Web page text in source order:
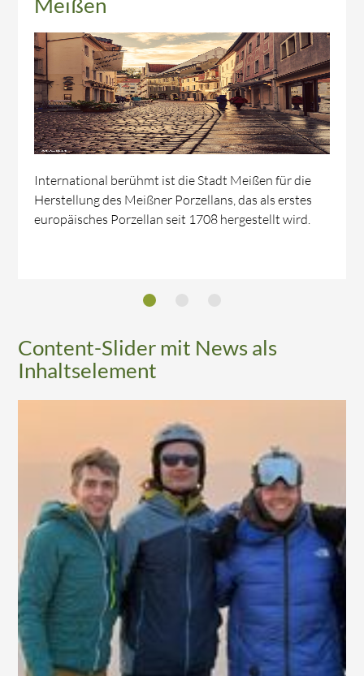
Eine Urkunde aus dem Jahr 1161 berichtet, daß sich
in Meißen am Osthang des Meisatales gegenüber der
Burg, ein schon gut im Ertrag stehender Weinberg
befunden hat.
Content-Slider mit News als
Inhaltselement